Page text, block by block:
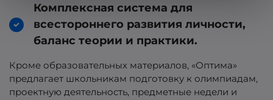
Комплексная система для
всестороннего развития личности,
баланс теории и практики.
Кроме образовательных материалов, «Оптима»
предлагает школьникам подготовку к олимпиадам,
проектную деятельность, предметные недели и